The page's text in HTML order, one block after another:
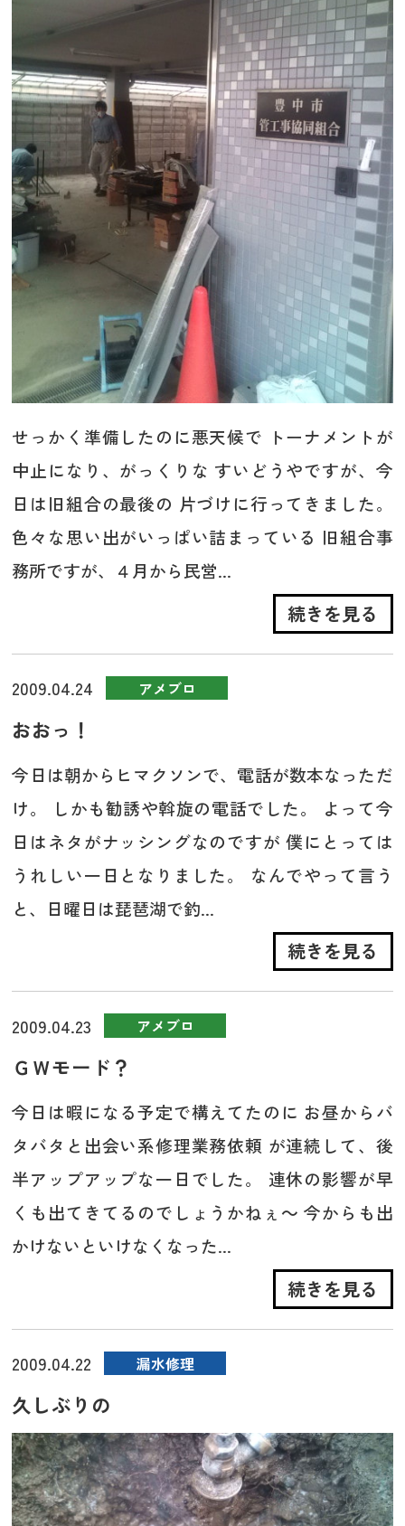
せっかく準備したのに悪天候で トーナメントが
中止になり、がっくりな すいどうやですが、今
日は旧組合の最後の 片づけに行ってきました。
色々な思い出がいっぱい詰まっている 旧組合事
務所ですが、４月から民営...
続きを見る
2009.04.24 アメブロ
おおっ！
今日は朝からヒマクソンで、電話が数本なっただ
け。 しかも勧誘や斡旋の電話でした。 よって今
日はネタがナッシングなのですが 僕にとっては
うれしい一日となりました。 なんでやって言う
と、日曜日は琵琶湖で釣...
続きを見る
2009.04.23 アメブロ
ＧＷモード？
今日は暇になる予定で構えてたのに お昼からバ
タバタと出会い系修理業務依頼 が連続して、後
半アップアップな一日でした。 連休の影響が早
くも出てきてるのでしょうかねぇ～ 今からも出
かけないといけなくなった...
続きを見る
2009.04.22 漏水修理
久しぶりの